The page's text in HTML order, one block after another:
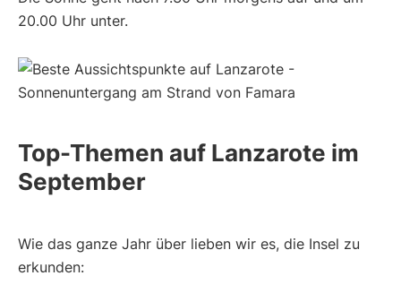
20.00 Uhr unter.
Top-Themen auf Lanzarote im
September
Wie das ganze Jahr über lieben wir es, die Insel zu
erkunden: